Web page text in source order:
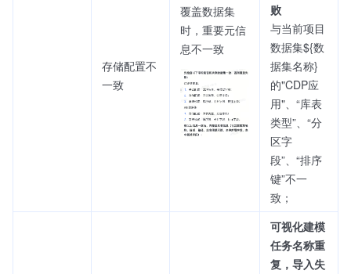
存储配置不
一致
覆盖数据集
时，重要元信
息不一致
败
与当前项目
数据集${数
据集名称}
的"CDP应
用"、“库表
类型”、“分
区字
段”、“排序
键”不一
致；
可视化建模
任务名称重
复，导入失